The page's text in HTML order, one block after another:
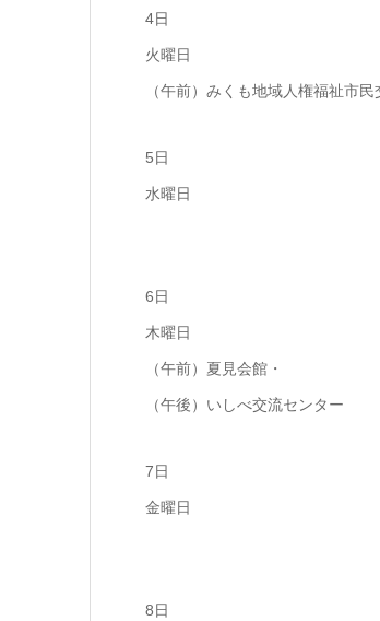
4日
火曜日
（午前）みくも地域人権福祉市
5日
水曜日
6日
木曜日
（午前）夏見会館・
（午後）いしべ交流センター
7日
金曜日
8日